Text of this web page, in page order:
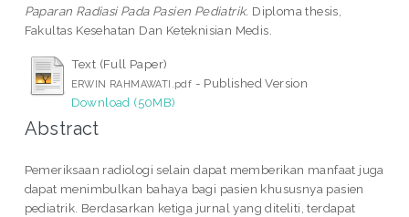
Paparan Radiasi Pada Pasien Pediatrik. Diploma thesis,
Fakultas Kesehatan Dan Keteknisian Medis.
Text (Full Paper)
ERWIN RAHMAWATI.pdf - Published Version
Download (50MB)
Abstract
Pemeriksaan radiologi selain dapat memberikan manfaat juga
dapat menimbulkan bahaya bagi pasien khususnya pasien
pediatrik. Berdasarkan ketiga jurnal yang diteliti, terdapat